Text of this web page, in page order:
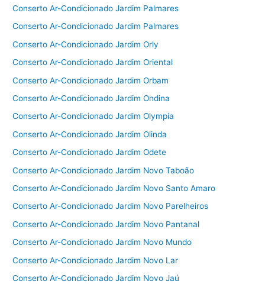
Conserto Ar-Condicionado Jardim Palmares
Conserto Ar-Condicionado Jardim Palmares
Conserto Ar-Condicionado Jardim Orly
Conserto Ar-Condicionado Jardim Oriental
Conserto Ar-Condicionado Jardim Orbam
Conserto Ar-Condicionado Jardim Ondina
Conserto Ar-Condicionado Jardim Olympia
Conserto Ar-Condicionado Jardim Olinda
Conserto Ar-Condicionado Jardim Odete
Conserto Ar-Condicionado Jardim Novo Taboão
Conserto Ar-Condicionado Jardim Novo Santo Amaro
Conserto Ar-Condicionado Jardim Novo Parelheiros
Conserto Ar-Condicionado Jardim Novo Pantanal
Conserto Ar-Condicionado Jardim Novo Mundo
Conserto Ar-Condicionado Jardim Novo Lar
Conserto Ar-Condicionado Jardim Novo Jaú